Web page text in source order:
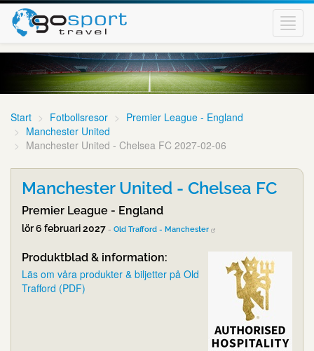
Start Fotbollsresor
Premier League - England
Manchester United
Manchester United - Chelsea FC 2027-02-06
Manchester United - Chelsea FC
Premier League - England
lör 6 februari 2027 - Old Trafford - Manchester
Produktblad & information:
Läs om våra produkter & biljetter på Old
Trafford (PDF)